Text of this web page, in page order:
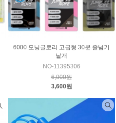
6000 모닝글로리 고급형 30분 줄넘기
낱개
NO-11395306
6,000원
3,600원